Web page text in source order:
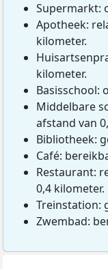
Supermarkt:
Apotheek:
kilometer.
kilometer.
Basisschool:
Middelbare
afstand van
Bibliotheek:
Café:
Restaurant:
0,4 kilometer.
Treinstation:
Zwembad: